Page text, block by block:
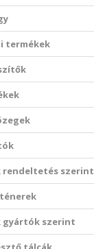
termékek
rendeltetés szerint
gyártók szerint